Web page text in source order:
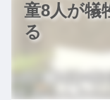
童8人が犠
る